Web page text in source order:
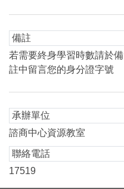
備註
若需要終身學習時數請於備
註中留言您的身分證字號
承辦單位
諮商中心資源教室
聯絡電話
17519